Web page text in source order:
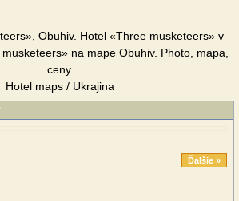
Obuhiv. Hotel «Three musketeers» v
na mape Obuhiv. Photo, mapa,
ceny.
Hotel maps / Ukrajina
Ďalšie »